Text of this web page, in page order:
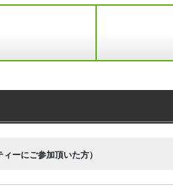
ーにご参加頂いた方）